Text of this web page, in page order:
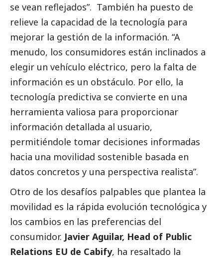
se vean reflejados”. También ha puesto de
relieve la capacidad de la tecnología para
mejorar la gestión de la información. “A
menudo, los consumidores están inclinados a
elegir un vehículo eléctrico, pero la falta de
información es un obstáculo. Por ello, la
tecnología predictiva se convierte en una
herramienta valiosa para proporcionar
información detallada al usuario,
permitiéndole tomar decisiones informadas
hacia una movilidad sostenible basada en
datos concretos y una perspectiva realista”.
Otro de los desafíos palpables que plantea la
movilidad es la rápida evolución tecnológica y
los cambios en las preferencias del
consumidor. Javier Aguilar, Head of Public
Relations EU de Cabify, ha resaltado la